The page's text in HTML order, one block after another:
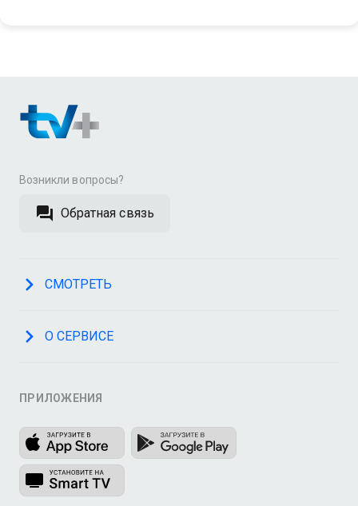
Возникли вопросы?
Обратная связь
СМОТРЕТЬ
О СЕРВИСЕ
ПРИЛОЖЕНИЯ